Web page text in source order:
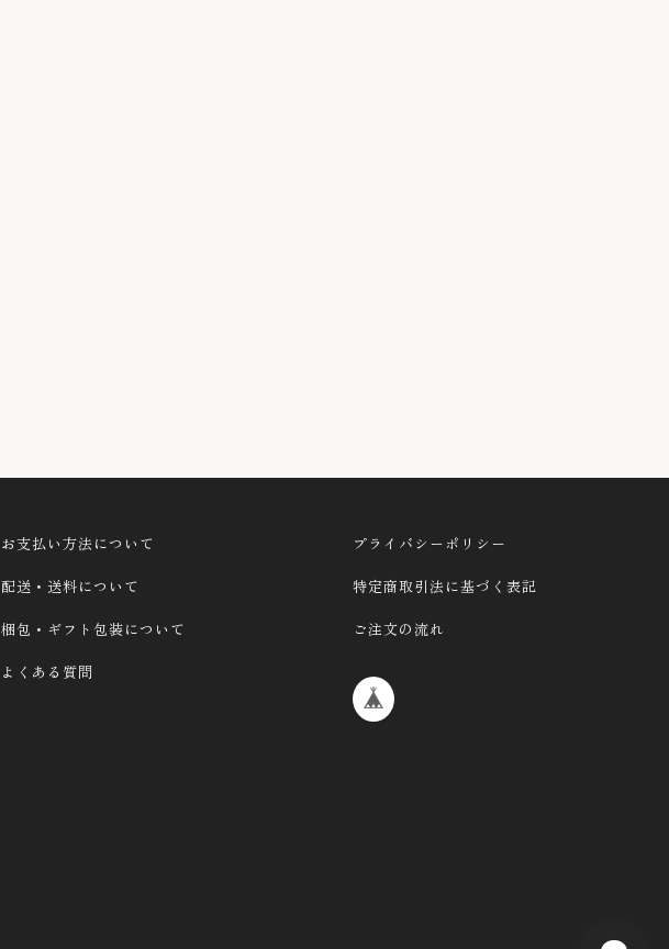
お支払い方法について
配送・送料について
梱包・ギフト包装について
よくある質問
プライバシーポリシー
特定商取引法に基づく表記
ご注文の流れ